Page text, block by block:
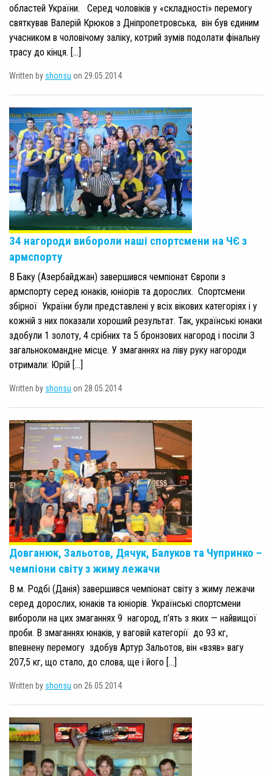
областей України. Серед чоловіків у «складності» перемогу
святкував Валерій Крюков з Дніпропетровська, він був єдиним
учасником в чоловічому заліку, котрий зумів подолати фінальну
трасу до кінця. […]
Written by shonsu on 29.05.2014
34 нагороди вибороли наші спортсмени на ЧЄ з
армспорту
В Баку (Азербайджан) завершився чемпіонат Європи з
армспорту серед юнаків, юніорів та дорослих. Спортсмени
збірної України були представлені у всіх вікових категоріях і у
кожній з них показали хороший результат. Так, українські юнаки
здобули 1 золоту, 4 срібних та 5 бронзових нагород і посіли 3
загальнокомандне місце. У змаганнях на ліву руку нагороди
отримали: Юрій […]
Written by shonsu on 28.05.2014
Довганюк, Зальотов, Дячук, Балуков та Чупринко –
чемпіони світу з жиму лежачи
В м. Родбі (Данія) завершився чемпіонат світу з жиму лежачи
серед дорослих, юнаків та юніорів. Українські спортсмени
вибороли на цих змаганнях 9 нагород, п’ять з яких — найвищої
проби. В змаганнях юнаків, у ваговій категорії до 93 кг,
впевнену перемогу здобув Артур Зальотов, він «взяв» вагу
207,5 кг, що стало, до слова, ще і його […]
Written by shonsu on 26.05.2014